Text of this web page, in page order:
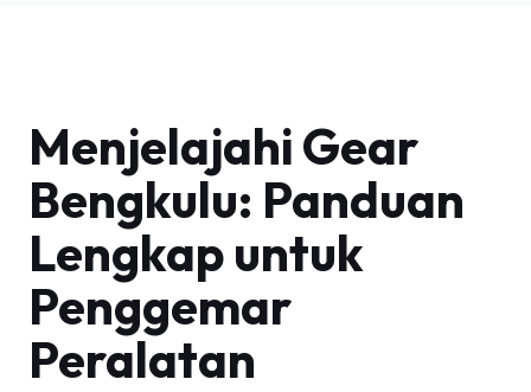
Menjelajahi Gear
Bengkulu: Panduan
Lengkap untuk
Penggemar
Peralatan